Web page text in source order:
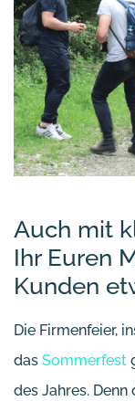
Auch mit
Ihr Euren
Kunden
Die Firmenfeier,
das Sommerfest
des Jahres.